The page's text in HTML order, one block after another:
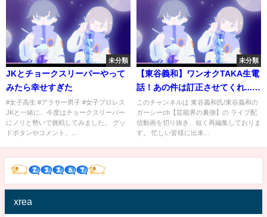
未分類
JKとチョークスリーパーやって
みたら幸せすぎた
#女子高生 #アラサー男子 #女子プロレス
JKと一緒に、今度はチョークスリーパー
にノリと勢いで挑戦してみました。 グッ
ドボタンやコメント、...
未分類
【東谷義和】ワンオクTAKA生電
話！あの件は訂正させてくれ...芸
能界の裏側 芸能界の闇 マイファ
スHiro【切り抜き/ガーシーch】
このチャンネルは 東谷義和氏/東谷義和の
ガーシーch【芸能界の裏側】の ライブ配
信動画を切り抜き、短く再編集しておりま
す。 忙しい皆様に出来...
xrea